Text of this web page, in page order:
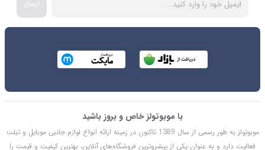
ارسال
با موبوتولز خاص و بروز باشید
موبوتولز به طور رسمی از سال 1389 تاکنون در زمینه ارائه انواع لوازم جانبی موبایل و تبلت
فعالیت دارد و به عنوان یکی از پیشروترین فروشگاه‌های آنلاین، بهترین کیفیت و قیمت را